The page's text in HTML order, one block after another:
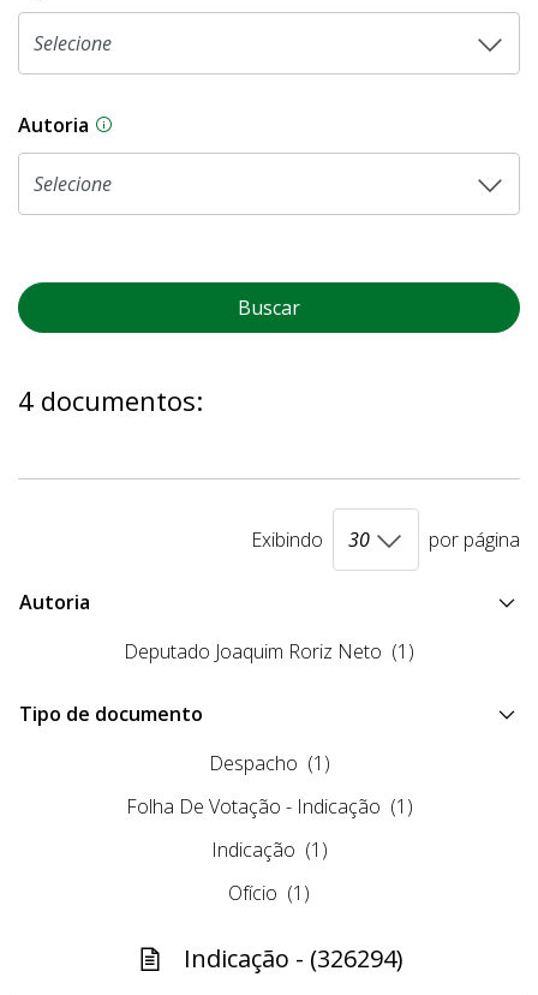
Autoria As proposições legislativas na CLDF podem
Buscar
4 documentos:
Exibindo por página
Autoria
Deputado Joaquim Roriz Neto (1)
Tipo de documento
Despacho (1)
Folha De Votação - Indicação (1)
Indicação (1)
Ofício (1)
Indicação - (326294)